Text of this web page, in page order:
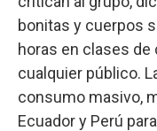
bonitas y cuerpos
horas en clases de
cualquier público.
consumo masivo,
Ecuador y Perú